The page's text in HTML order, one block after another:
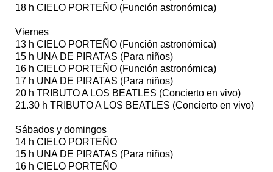
18 h CIELO PORTEÑO (Función astronómica)
Viernes
13 h CIELO PORTEÑO (Función astronómica)
15 h UNA DE PIRATAS (Para niños)
16 h CIELO PORTEÑO (Función astronómica)
17 h UNA DE PIRATAS (Para niños)
20 h TRIBUTO A LOS BEATLES (Concierto en vivo)
21.30 h TRIBUTO A LOS BEATLES (Concierto en vivo)
Sábados y domingos
14 h CIELO PORTEÑO
15 h UNA DE PIRATAS (Para niños)
16 h CIELO PORTEÑO